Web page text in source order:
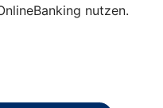
nutzen.